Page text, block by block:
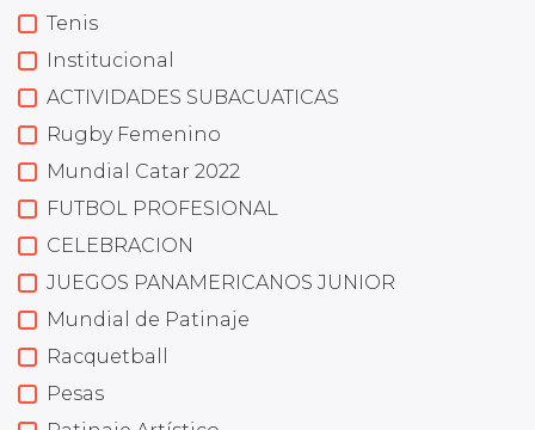
Tenis
Institucional
ACTIVIDADES SUBACUATICAS
Rugby Femenino
Mundial Catar 2022
FUTBOL PROFESIONAL
CELEBRACION
JUEGOS PANAMERICANOS JUNIOR
Mundial de Patinaje
Racquetball
Pesas